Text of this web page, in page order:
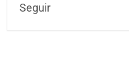
Seguir